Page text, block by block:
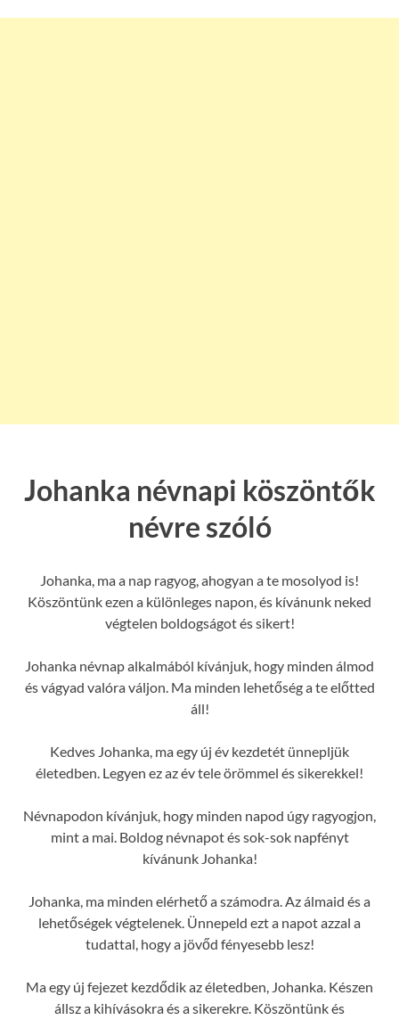
Johanka névnapi köszöntők
névre szóló
Johanka, ma a nap ragyog, ahogyan a te mosolyod is!
Köszöntünk ezen a különleges napon, és kívánunk neked
végtelen boldogságot és sikert!
Johanka névnap alkalmából kívánjuk, hogy minden álmod
és vágyad valóra váljon. Ma minden lehetőség a te előtted
áll!
Kedves Johanka, ma egy új év kezdetét ünnepljük
életedben. Legyen ez az év tele örömmel és sikerekkel!
Névnapodon kívánjuk, hogy minden napod úgy ragyogjon,
mint a mai. Boldog névnapot és sok-sok napfényt
kívánunk Johanka!
Johanka, ma minden elérhető a számodra. Az álmaid és a
lehetőségek végtelenek. Ünnepeld ezt a napot azzal a
tudattal, hogy a jövőd fényesebb lesz!
Ma egy új fejezet kezdődik az életedben, Johanka. Készen
állsz a kihívásokra és a sikerekre. Köszöntünk és